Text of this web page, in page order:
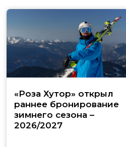
«Роза Хутор» открыл
раннее бронирование
зимнего сезона –
2026/2027